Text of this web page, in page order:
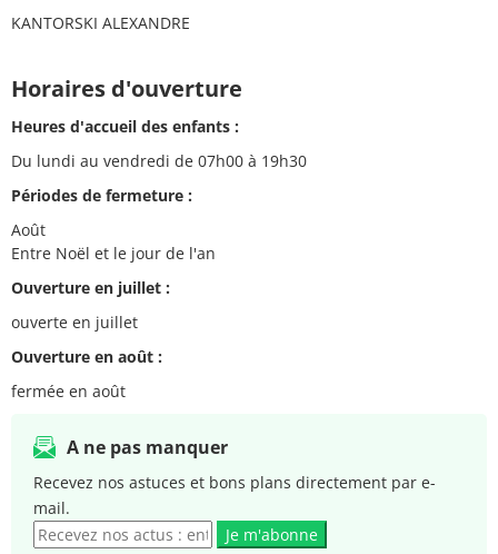
KANTORSKI ALEXANDRE
Horaires d'ouverture
Heures d'accueil des enfants :
Du lundi au vendredi de 07h00 à 19h30
Périodes de fermeture :
Août
Entre Noël et le jour de l'an
Ouverture en juillet :
ouverte en juillet
Ouverture en août :
fermée en août
A ne pas manquer
Recevez nos astuces et bons plans directement par e-
mail.
Je m'abonne